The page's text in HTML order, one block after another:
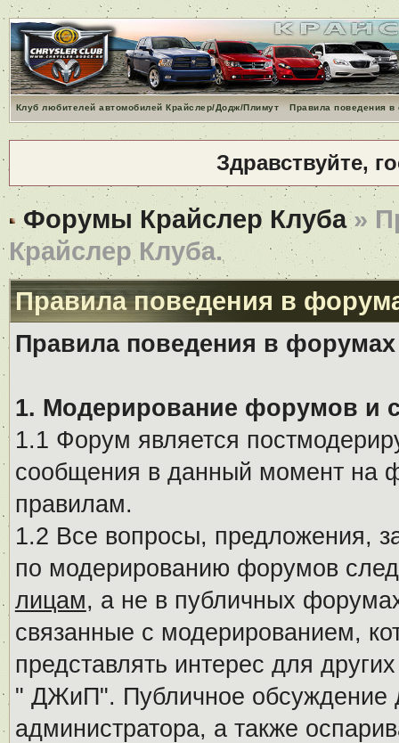
Клуб любителей автомобилей Крайслер/Додж/Плимут Правила поведения
Здравствуйте,
Форумы Крайслер Клуба»
Крайслер Клуба.
Правила поведения в
Правила поведения в
1. Модерирование форумов и
1.1 Форум является
сообщения в данный момент на
правилам.
1.2 Все вопросы, предложения,
по модерированию форумов
лицам, а не в публичных
связанные с модерированием,
представлять интерес для
" ДЖиП". Публичное обсуждение
администратора, а также